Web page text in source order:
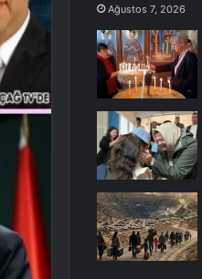
Ağustos 7, 2026